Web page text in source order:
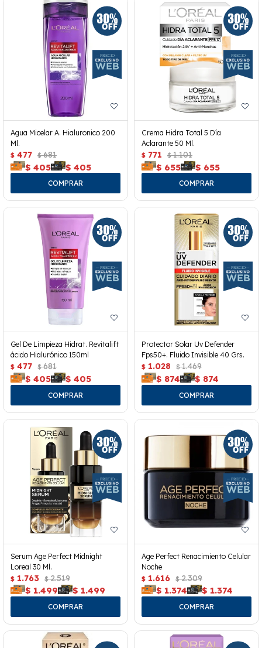
Agua Micelar A. Hialuronico 200
Ml.
$ 477 $ 681
$ 405 $ 405
Crema Hidra Total 5 Día
Aclarante 50 Ml.
$ 771 $ 1.101
$ 655 $ 655
Gel De Limpieza Hidrat. Revitalift
ácido Hialurónico 150ml
$ 477 $ 681
$ 405 $ 405
Protector Solar Uv Defender
Fps50+. Fluido Invisible 40 Grs.
$ 1.028 $ 1.469
$ 874 $ 874
Serum Age Perfect Midnight
Loreal 30 Ml.
$ 1.763 $ 2.519
$ 1.499 $ 1.499
Age Perfect Renacimiento Celular
Noche
$ 1.616 $ 2.309
$ 1.374 $ 1.374